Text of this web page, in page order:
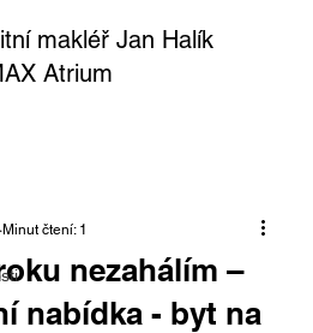
makléř Jan Halík
Atrium
nezahálím –
nabídka - byt na
Minut čtení: 1